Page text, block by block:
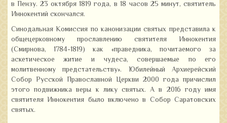
в Пензу. 23 октября 1819 года, в 18 часов 25 минут, святитель
Иннокентий скончался.
Синодальная Комиссия по канонизации святых представила к
общецерковному прославлению святителя Иннокентия
(Смирнова, 1784-1819) как «праведника, почитаемого за
аскетическое житие и чудеса, совершаемые по его
молитвенному предстательству». Юбилейный Архиерейский
Собор Русской Православной Церкви 2000 года причислил
этого подвижника веры к лику святых. А в 2016 году имя
святителя Иннокентия было включено в Собор Саратовских
святых.